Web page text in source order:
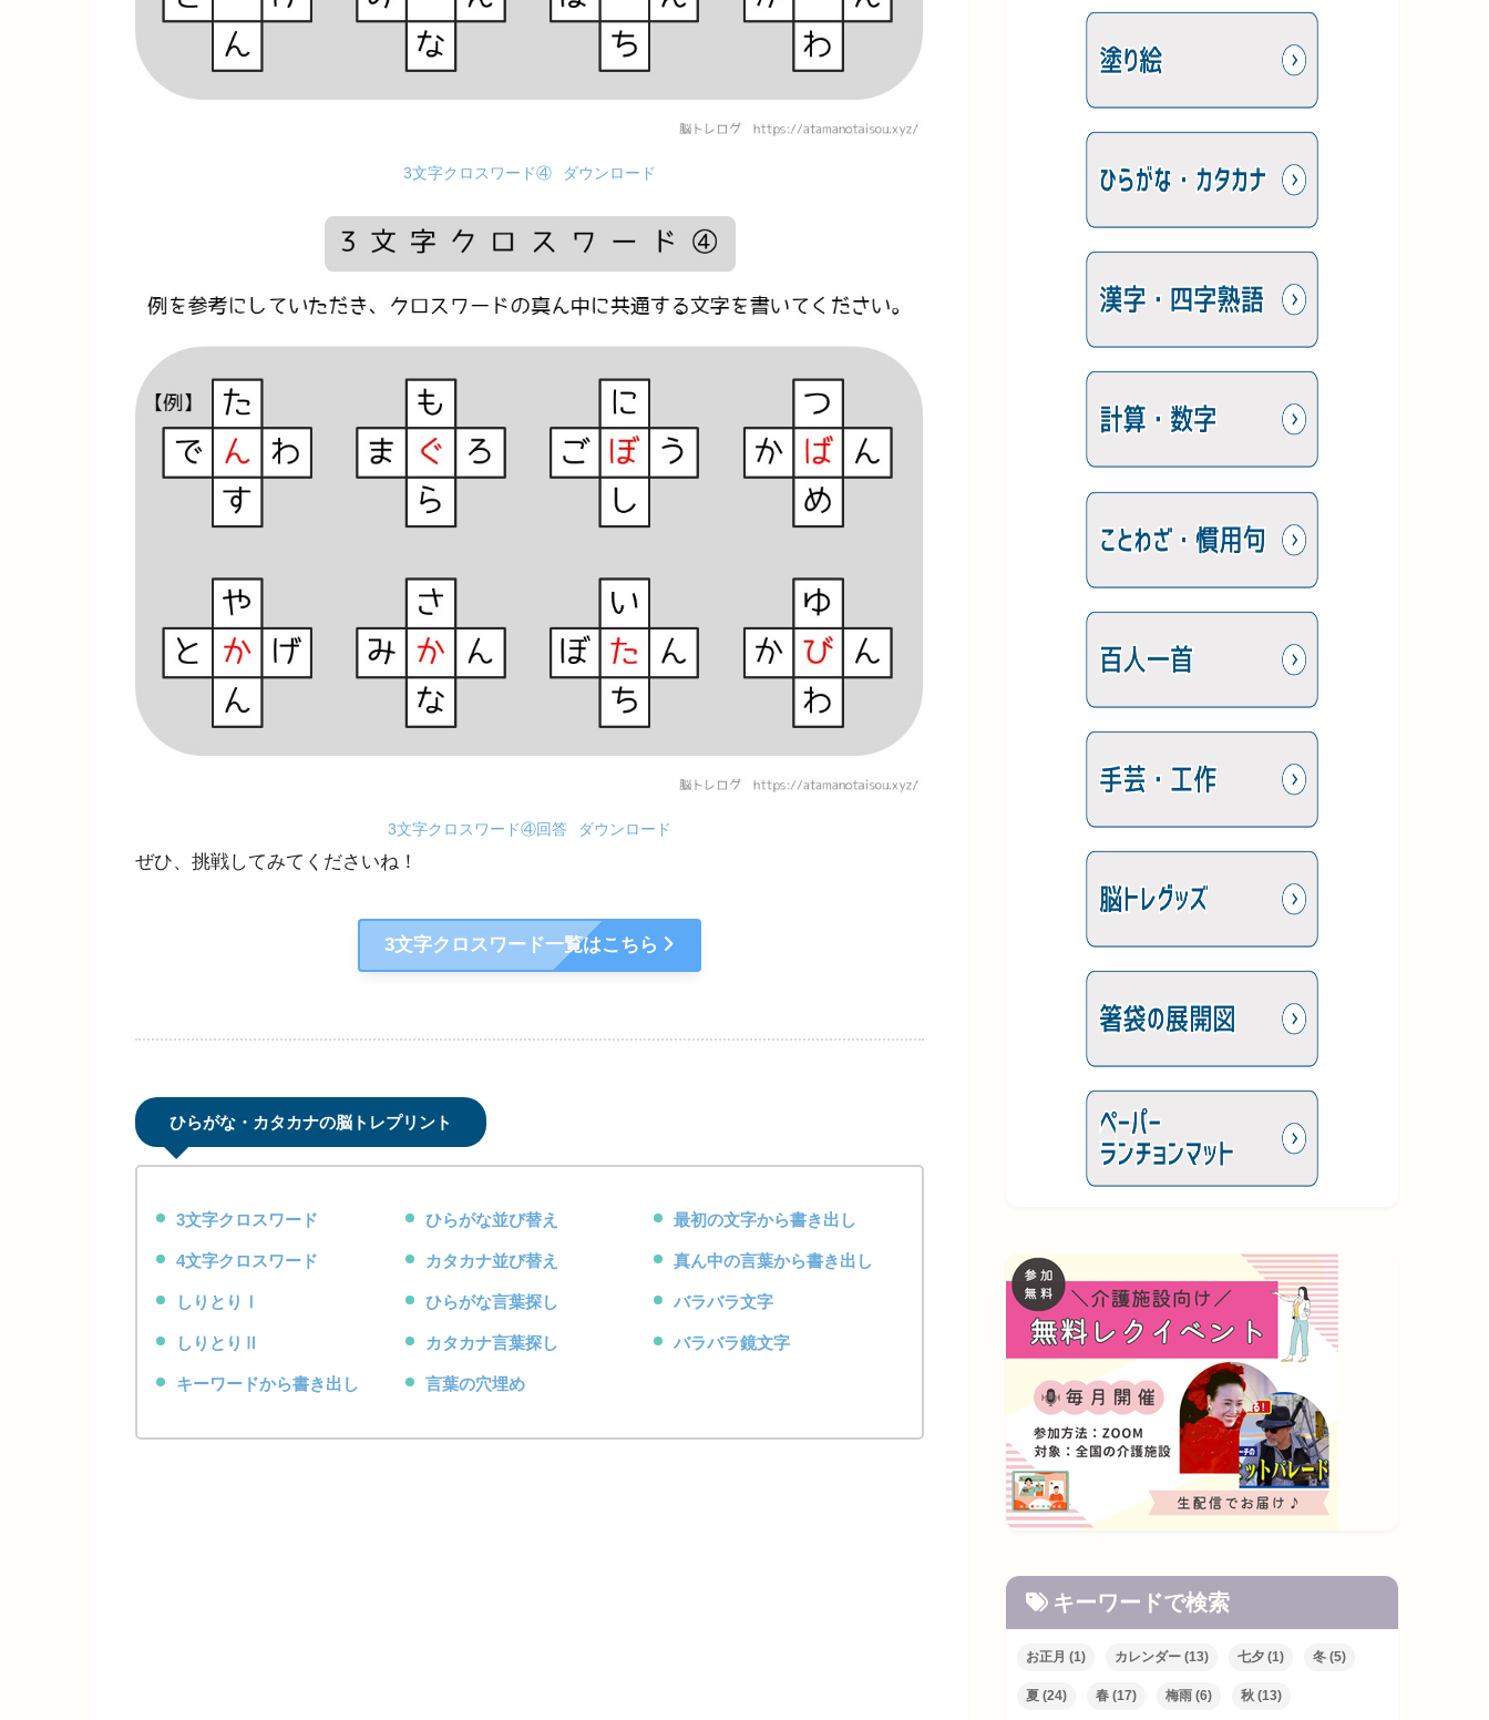
3文字クロスワード④ ダウンロード
3文字クロスワード④回答 ダウンロード
ぜひ、挑戦してみてくださいね！
3文字クロスワード一覧はこちら
ひらがな・カタカナの脳トレプリント
3文字クロスワード
4文字クロスワード
しりとりⅠ
しりとりⅡ
キーワードから書き出し
ひらがな並び替え
カタカナ並び替え
ひらがな言葉探し
カタカナ言葉探し
言葉の穴埋め
最初の文字から書き出し
真ん中の言葉から書き出し
バラバラ文字
バラバラ鏡文字
キーワードで検索
お正月 (1) カレンダー (13) 七夕 (1) 冬 (5)
夏 (24) 春 (17) 梅雨 (6) 秋 (13)